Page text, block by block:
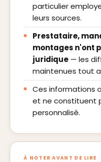
particulier
leurs sources.
Prestataire,
montages n'ont
juridique — les
maintenues tout
Ces informations
et ne constituent
personnalisé.
À NOTER AVANT DE LIRE